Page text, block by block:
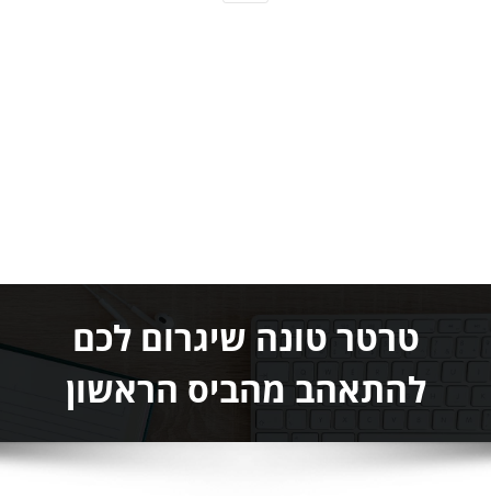
טרטר טונה שיגרום לכם
להתאהב מהביס הראשון